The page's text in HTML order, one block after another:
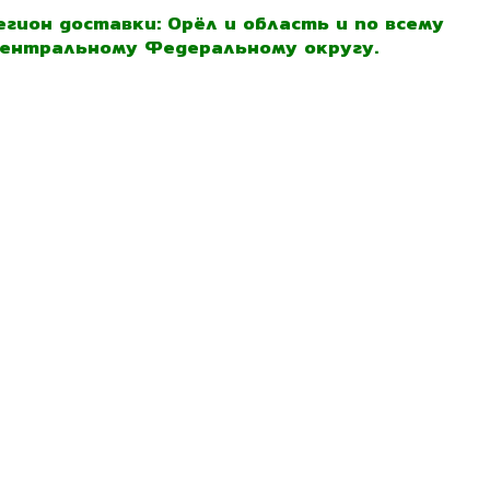
доставки: Орёл и область и по всему
Федеральному округу.